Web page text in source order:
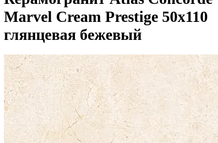
Marvel Cream Prestige 50x110
глянцевая бежевый